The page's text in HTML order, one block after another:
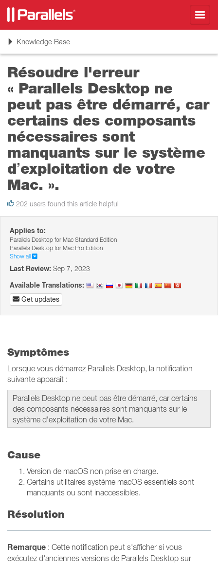
ToggleKnowledge Base
Résoudre l'erreur
« Parallels Desktop ne
peut pas être démarré, car
certains des composants
nécessaires sont
manquants sur le système
d’exploitation de votre
Mac. ».
202 users found this article helpful
Applies to:
Parallels Desktop for Mac Standard Edition
Parallels Desktop for Mac Pro Edition
Show all
Last Review: Sep 7, 2023
Available Translations:
Get updates
Symptômes
Lorsque vous démarrez Parallels Desktop, la notification
suivante apparaît :
Parallels Desktop ne peut pas être démarré, car certains
des composants nécessaires sont manquants sur le
système d’exploitation de votre Mac.
Cause
Version de macOS non prise en charge.
Certains utilitaires système macOS essentiels sont
manquants ou sont inaccessibles.
Résolution
Remarque : Cette notification peut s'afficher si vous
exécutez d'anciennes versions de Parallels Desktop sur